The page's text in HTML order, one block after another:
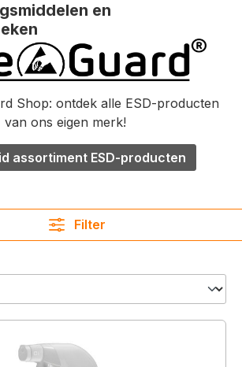
en
Shop: ontdek alle ESD-producten
van ons eigen merk!
assortiment ESD-producten
Filter